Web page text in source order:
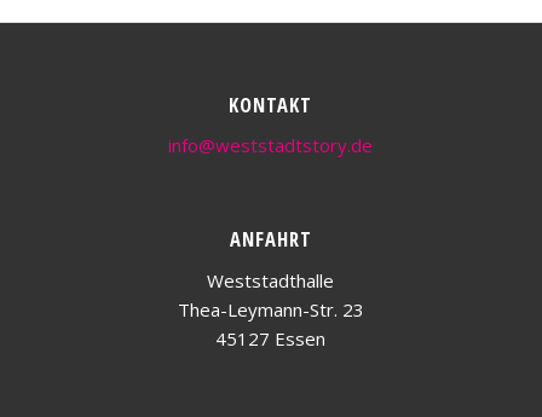
KONTAKT
info@weststadtstory.de
ANFAHRT
Weststadthalle
Thea-Leymann-Str. 23
45127 Essen